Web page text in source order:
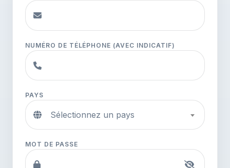
NUMÉRO DE TÉLÉPHONE (AVEC INDICATIF)
PAYS
Sélectionnez un pays
MOT DE PASSE